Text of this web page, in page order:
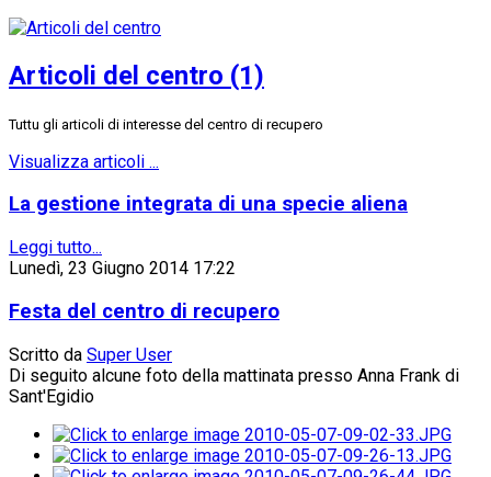
Articoli del centro (1)
Tuttu gli articoli di interesse del centro di recupero
Visualizza articoli ...
La gestione integrata di una specie aliena
Leggi tutto...
Lunedì, 23 Giugno 2014 17:22
Festa del centro di recupero
Scritto da Super User
Di seguito alcune foto della mattinata presso Anna Frank di
Sant'Egidio